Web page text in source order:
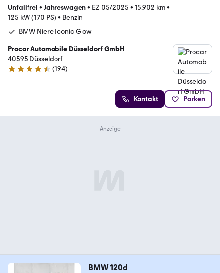
Unfallfrei • Jahreswagen• EZ 05/2025 • 15.902 km •
125 kW (170 PS) • Benzin
BMW Niere Iconic Glow
Procar Automobile Düsseldorf GmbH
40595 Düsseldorf
4.7 Sterne
(194)
Kontakt Parken
BMW 120d